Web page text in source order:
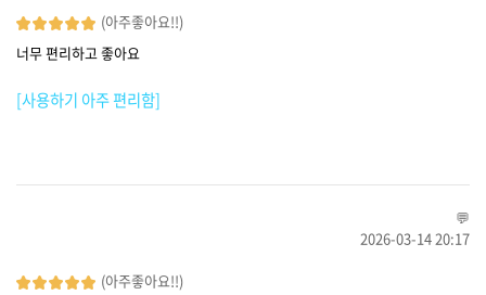
(아주좋아요!!)
너무 편리하고 좋아요
[사용하기 아주 편리함]
💬
2026-03-14 20:17
(아주좋아요!!)